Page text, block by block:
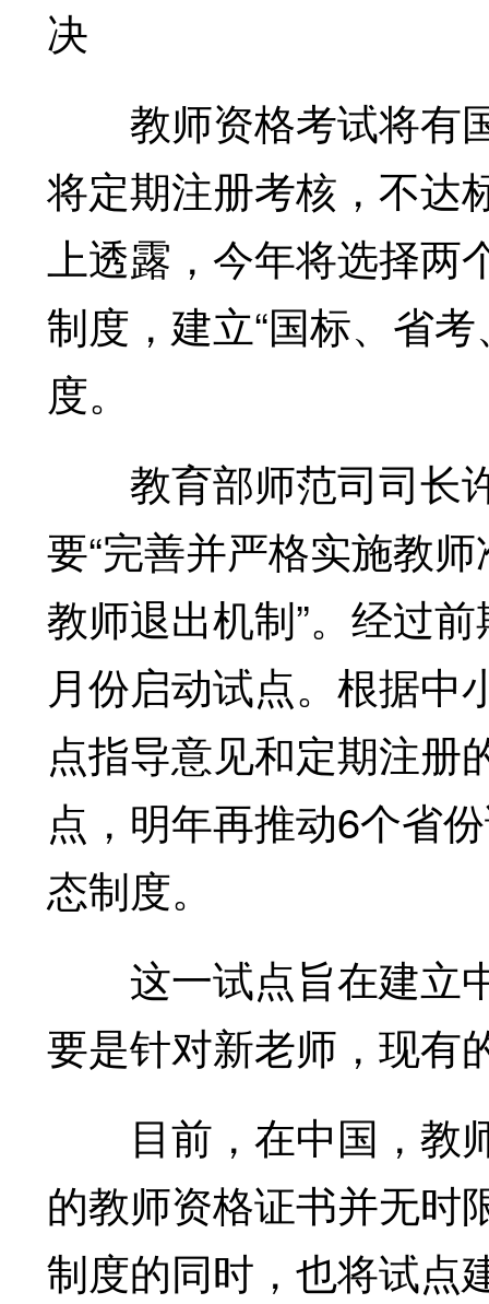
决
教师资格考试将有
将定期注册考核，不达
上透露，今年将选择两
制度，建立“国标、省
度。
教育部师范司司长
要“完善并严格实施教
教师退出机制”。经过
月份启动试点。根据中
点指导意见和定期注册
点，明年再推动6个省
态制度。
这一试点旨在建立
要是针对新老师，现有
目前，在中国，教
的教师资格证书并无时
制度的同时，也将试点